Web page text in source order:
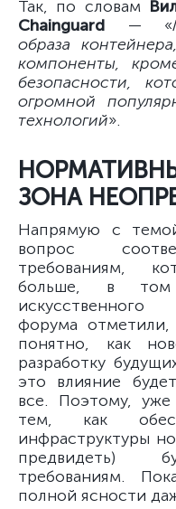
Так, по словам
Chainguard — «
образа
компоненты,
безопасности,
огромной
технологий».
ЗОНА
Напрямую с
вопрос
требованиям,
больше, в
искусственного
форума
понятно, как
разработку
это влияние
все. Поэтому,
тем, как
инфраструктуры
предвидеть)
требованиям.
полной ясности